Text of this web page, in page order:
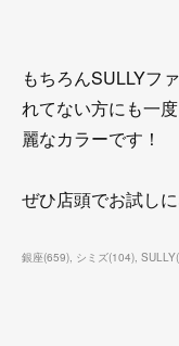
もちろんSULLYフ
れてない方にも一
麗なカラーです！
ぜひ店頭でお試し
銀座(659) シミズ(104) SULLY(